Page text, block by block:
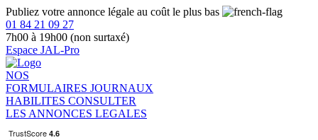
Publiez votre annonce légale au coût le plus bas
01 84 21 09 27
7h00 à 19h00 (non surtaxé)
Espace JAL-Pro
NOS
FORMULAIRES JOURNAUX
HABILITES CONSULTER
LES ANNONCES LEGALES